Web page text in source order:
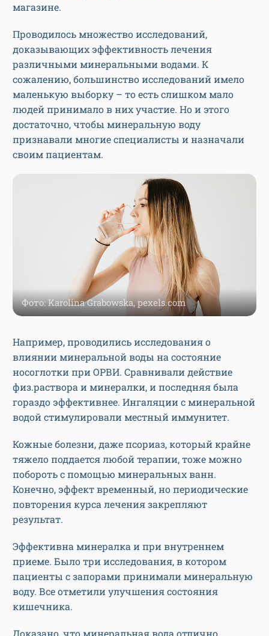
магазине.
Проводилось множество исследований,
доказывающих эффективность лечения
различными минеральными водами. К
сожалению, большинство исследований имело
маленькую выборку – то есть слишком мало
людей принимало в них участие. Но и этого
достаточно, чтобы минеральную воду
признавали многие специалисты и назначали
своим пациентам.
Фото: Karolina Grabowska, pexels.com
Например, проводились исследования о
влиянии минеральной воды на состояние
носоглотки при ОРВИ. Сравнивали действие
физ.раствора и минералки, и последняя была
гораздо эффективнее. Ингаляции с минеральной
водой стимулировали местный иммунитет.
Кожные болезни, даже псориаз, который крайне
тяжело поддается любой терапии, тоже можно
побороть с помощью минеральных ванн.
Конечно, эффект временный, но периодические
повторения курса лечения закрепляют
результат.
Эффективна минералка и при внутреннем
приеме. Было три исследования, в котором
пациенты с запорами принимали минеральную
воду. Все отметили улучшения состояния
кишечника.